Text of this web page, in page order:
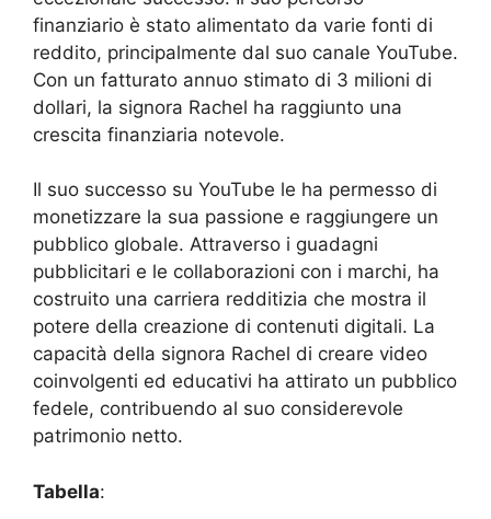
finanziario è stato alimentato da varie fonti di
reddito, principalmente dal suo canale YouTube.
Con un fatturato annuo stimato di 3 milioni di
dollari, la signora Rachel ha raggiunto una
crescita finanziaria notevole.
Il suo successo su YouTube le ha permesso di
monetizzare la sua passione e raggiungere un
pubblico globale. Attraverso i guadagni
pubblicitari e le collaborazioni con i marchi, ha
costruito una carriera redditizia che mostra il
potere della creazione di contenuti digitali. La
capacità della signora Rachel di creare video
coinvolgenti ed educativi ha attirato un pubblico
fedele, contribuendo al suo considerevole
patrimonio netto.
Tabella: